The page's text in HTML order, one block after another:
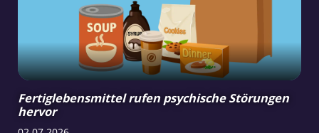
Fertiglebensmittel rufen psychische Störungen
hervor